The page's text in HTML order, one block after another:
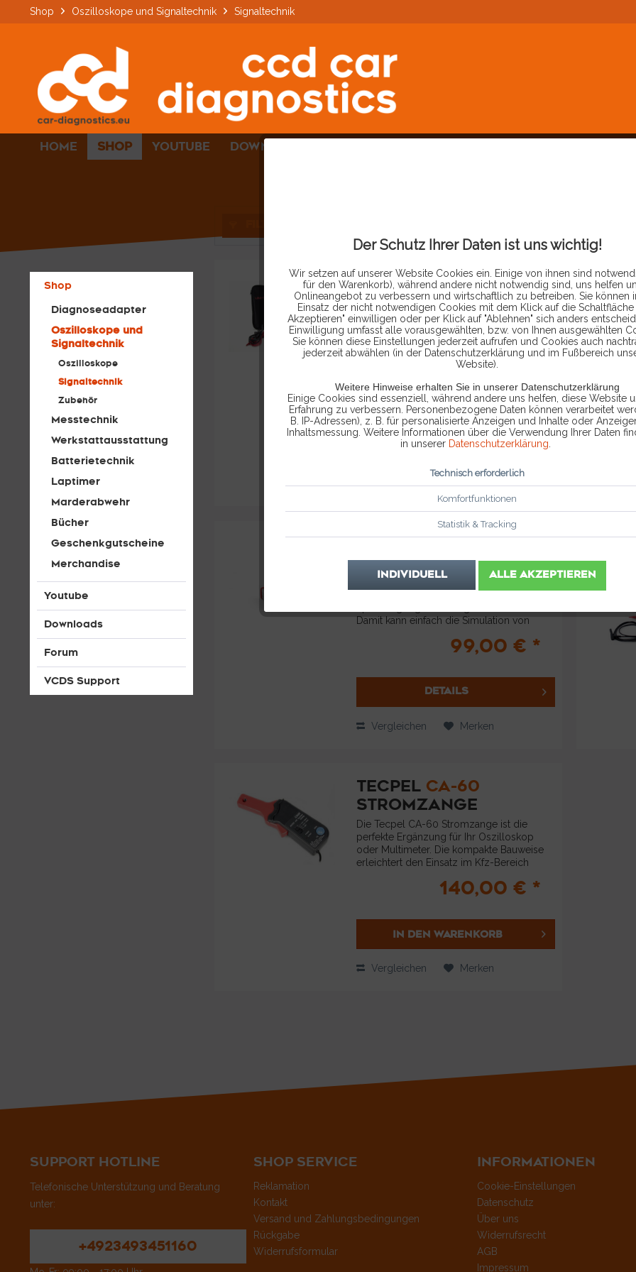
HOME SHOP YOUTUBE DOWNLOADS
Der Schutz Ihrer Daten ist uns wichtig!
Wir setzen auf unserer Website Cookies ein. Einige von ihnen sind
für den Warenkorb), während andere nicht notwendig sind, uns helfen
Onlineangebot zu verbessern und wirtschaftlich zu betreiben. Sie können
Einsatz der nicht notwendigen Cookies mit dem Klick auf die Schaltfläche
Akzeptieren" einwilligen oder per Klick auf "Ablehnen" sich anders
Einwilligung umfasst alle vorausgewählten, bzw. von Ihnen ausgewählten
Sie können diese Einstellungen jederzeit aufrufen und Cookies auch
jederzeit abwählen (in der Datenschutzerklärung und im Fußbereich
Website).
Weitere Hinweise erhalten Sie in unserer Datenschutzerklärung
Einige Cookies sind essenziell, während andere uns helfen, diese Website
Erfahrung zu verbessern. Personenbezogene Daten können verarbeitet
B. IP-Adressen), z. B. für personalisierte Anzeigen und Inhalte oder
Inhaltsmessung. Weitere Informationen über die Verwendung Ihrer Daten
in unserer Datenschutzerklärung
Technisch erforderlich
Komfortfunktionen
Statistik & Tracking
INDIVIDUELL ALLE AKZEPTIEREN
Shop Oszilloskope und Signaltechnik Signaltechnik
Shop
Diagnoseadapter
Oszilloskope und
Signaltechnik
Oszilloskope
Signaltechnik
Zubehör
Messtechnik
Werkstattausstattung
Batterietechnik
Laptimer
Marderabwehr
Bücher
Geschenkgutscheine
Merchandise
Youtube
Downloads
Forum
VCDS Support
UNI-T STROMZANGE
MULTIMETER UT204R
Das ideale Messgerät zum ermitteln von
Spannung(en), Kapazität, Widerstand und
Strom ohne Leitungen oder den
T Stromzange bietet eine helle
Hintergrundbeleuchtung, die auch in
schlecht...
79,00 € *
IN DEN WARENKORB
Vergleichen Merken
SENSOR SIMULATOR
Mithilfe des Sensor Simulator kann
Damit kann einfach die Simulation von
99,00 € *
DETAILS
Vergleichen Merken
TECPEL CA-60
STROMZANGE
Die Tecpel CA-60 Stromzange ist die
perfekte Ergänzung für Ihr Oszilloskop
oder Multimeter. Die kompakte Bauweise
erleichtert den Einsatz im Kfz-Bereich
in der Werkstatt. Mittels der zwei
140,00 € *
IN DEN WARENKORB
Vergleichen Merken
SUPPORT HOTLINE
Telefonische Unterstützung und Beratung
unter:
+4923493451160
SHOP SERVICE
Reklamation
Kontakt
Versand und Zahlungsbedingungen
Rückgabe
Widerrufsformular
INFORMATIONEN
Cookie-Einstellungen
Datenschutz
Über uns
Widerrufsrecht
AGB
Impressum